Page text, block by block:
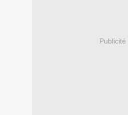
Publicité